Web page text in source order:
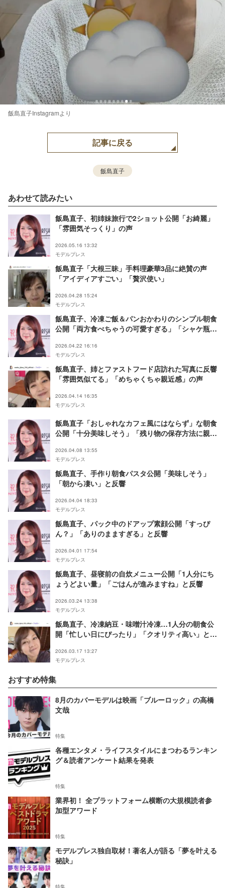
飯島直子Instagramより
記事に戻る
飯島直子
あわせて読みたい
飯島直子、初姉妹旅行で2ショット公開「お綺麗」
「雰囲気そっくり」の声
2026.05.16 13:32
モデルプレス
飯島直子「大根三昧」手料理豪華3品に絶賛の声
「アイディアすごい」「贅沢使い」
2026.04.28 15:24
モデルプレス
飯島直子、冷凍ご飯＆パンおかわりのシンプル朝食
公開「両方食べちゃうの可愛すぎる」「シャケ瓶最
2026.04.22 16:16
モデルプレス
飯島直子、姉とファストフード店訪れた写真に反響
「雰囲気似てる」「めちゃくちゃ親近感」の声
2026.04.14 16:35
モデルプレス
飯島直子「おしゃれなカフェ風にはならず」な朝食
公開「十分美味しそう」「残り物の保存方法に親近
2026.04.08 13:55
モデルプレス
飯島直子、手作り朝食パスタ公開「美味しそう」
「朝から凄い」と反響
2026.04.04 18:33
モデルプレス
飯島直子、パック中のドアップ素顔公開「すっぴ
ん？」「ありのまますぎる」と反響
2026.04.01 17:54
モデルプレス
飯島直子、昼寝前の自炊メニュー公開「1人分にち
ょうどよい量」「ごはんが進みますね」と反響
2026.03.24 13:38
モデルプレス
飯島直子、冷凍納豆・味噌汁冷凍…1人分の朝食公
開「忙しい日にぴったり」「クオリティ高い」と反
2026.03.17 13:27
モデルプレス
おすすめ特集
8月のカバーモデルは映画「ブルーロック」の高橋
文哉
特集
各種エンタメ・ライフスタイルにまつわるランキン
グ＆読者アンケート結果を発表
特集
業界初！ 全プラットフォーム横断の大規模読者参
加型アワード
特集
モデルプレス独自取材！著名人が語る「夢を叶える
秘訣」